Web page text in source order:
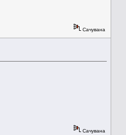
Сачувана
Сачувана